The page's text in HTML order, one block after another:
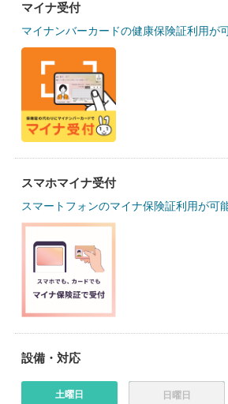
マイナ受付
マイナンバーカードの健康保険証利用が
スマホマイナ受付
スマートフォンのマイナ保険証利用が可
設備・対応
土曜日 日曜日